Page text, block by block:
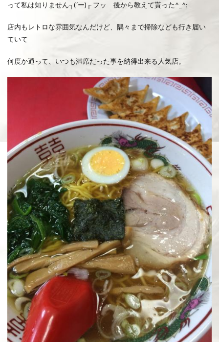
って私は知りません┐(´ー)┌ フッ 後から教えて貰った^_^;
店内もレトロな雰囲気なんだけど、隅々まで掃除なども行き届い
ていて
何度か通って、いつも満席だった事を納得出来る人気店。